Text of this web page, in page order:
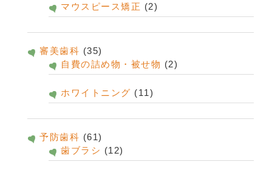
マウスピース矯正 (2)
審美歯科 (35)
自費の詰め物・被せ物 (2)
ホワイトニング (11)
予防歯科 (61)
歯ブラシ (12)